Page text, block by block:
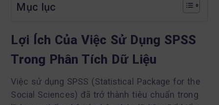
Mục lục
Lợi Ích Của Việc Sử Dụng SPSS
Trong Phân Tích Dữ Liệu
Việc sử dụng SPSS (Statistical Package for the
Social Sciences) đã trở thành tiêu chuẩn trong